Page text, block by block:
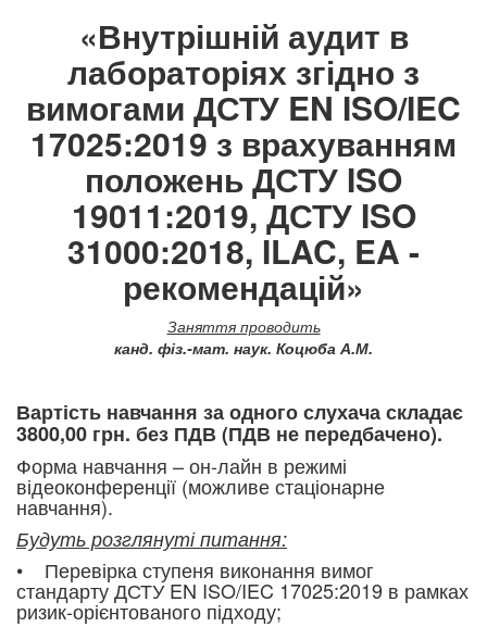
«Внутрішній аудит в
лабораторіях згідно з
вимогами ДСТУ EN ISO/IEC
17025:2019 з врахуванням
положень ДСТУ ISO
19011:2019, ДСТУ ISO
31000:2018, ILAC, EA -
рекомендацій»
Заняття проводить
канд. фіз.-мат. наук. Коцюба А.М.
Вартість навчання за одного слухача складає
3800,00 грн. без ПДВ (ПДВ не передбачено).
Форма навчання – он-лайн в режимі
відеоконференції (можливе стаціонарне
навчання).
Будуть розглянуті питання:
• Перевірка ступеня виконання вимог
стандарту ДСТУ EN ISO/IEC 17025:2019 в рамках
ризик-орієнтованого підходу;